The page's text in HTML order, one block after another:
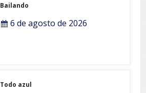
Bailando
6 de agosto de 2026
Todo azul